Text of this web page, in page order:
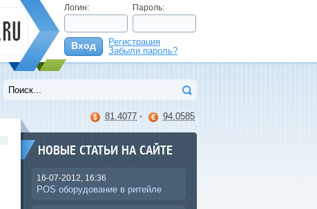
Логин: Пароль:
Вход
Регистрация
Забыли пароль?
81.4077 · 94.0585
НОВЫЕ СТАТЬИ НА САЙТЕ
16-07-2012, 16:36
POS оборудование в ритейле